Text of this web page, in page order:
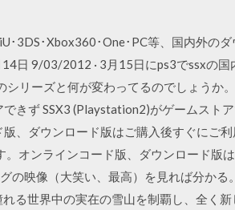
･3DS･Xbox360･One･PC等、国内外の
日 9/03/2012 · 3月15日にps3でssxの国
リーズと何が変わってるのでしょうか
きず SSX3 (Playstation2)がゲームストア
、ダウンロード版はご購入後すぐにご利
オンラインコード版、ダウンロード版
の映像（大笑い、最高）を見れば分か
る世界中の実在の雪山を制覇し、全く